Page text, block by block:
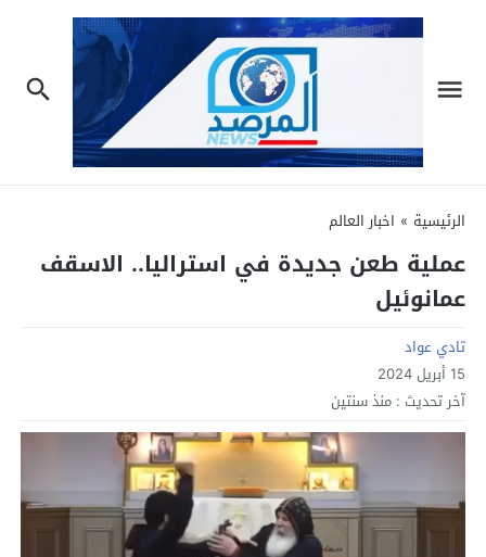
الرئيسية » اخبار العالم
عملية طعن جديدة في استراليا.. الاسقف
عمانوئيل
تادي عواد
15 أبريل 2024
آخر تحديث : منذ سنتين